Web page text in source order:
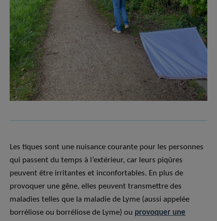
Les tiques sont une nuisance courante pour les personnes
qui passent du temps à l’extérieur, car leurs piqûres
peuvent être irritantes et inconfortables. En plus de
provoquer une gêne, elles peuvent transmettre des
maladies telles que la maladie de Lyme (aussi appelée
borréliose ou borréliose de Lyme) ou provoquer une